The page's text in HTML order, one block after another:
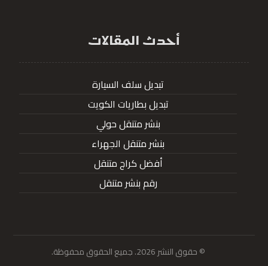
أحدث المقالات
تبديل سلف السيارة
تبديل بطاريات الكويت
بنشر متنقل حولي
بنشر متنقل الجهراء
أفضل كراج متنقل
رقم بنشر متنقل
© حقوق النشر 2026. جميع الحقوق محفوظة.